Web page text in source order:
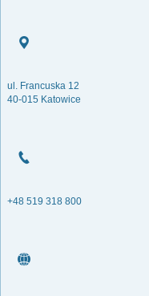
ul. Francuska 12
40-015 Katowice
+48 519 318 800